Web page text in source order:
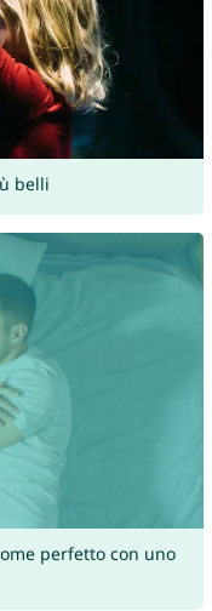
belli
perfetto con uno